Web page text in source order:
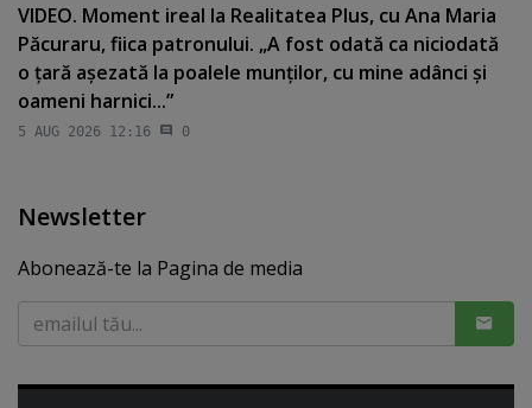
VIDEO. Moment ireal la Realitatea Plus, cu Ana Maria
Păcuraru, fiica patronului. „A fost odată ca niciodată
o ţară aşezată la poalele munţilor, cu mine adânci şi
oameni harnici...”
5 AUG 2026 12:16 0
Newsletter
Abonează-te la Pagina de media